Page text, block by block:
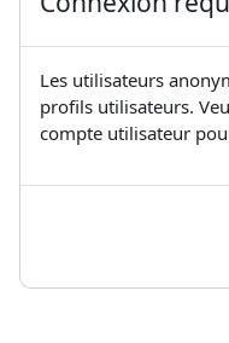
Les utilisateurs
profils utilisateurs.
compte utilisateur